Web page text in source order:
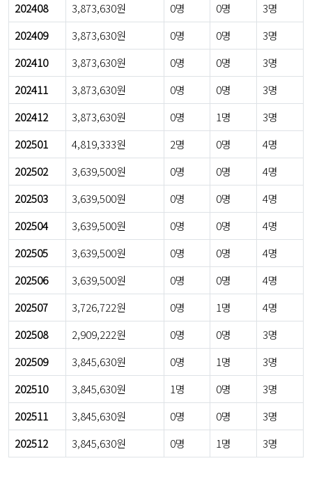
202408
3,873,630원 0명 0명
3명
202409
3,873,630원 0명 0명
3명
202410
3,873,630원 0명 0명
3명
202411
3,873,630원 0명 0명
3명
202412
3,873,630원 0명 1명
3명
202501
4,819,333원 2명 0명
4명
202502
3,639,500원 0명 0명
4명
202503
3,639,500원 0명 0명
4명
202504
3,639,500원 0명 0명
4명
202505
3,639,500원 0명 0명
4명
202506
3,639,500원 0명 0명
4명
202507
3,726,722원 0명 1명
4명
202508
2,909,222원 0명 0명
3명
202509
3,845,630원 0명 1명
3명
202510
3,845,630원 1명 0명
3명
202511
3,845,630원 0명 0명
3명
202512
3,845,630원 0명 1명 3명